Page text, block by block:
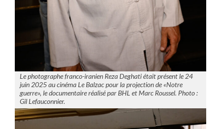
Le photographe franco-iranien Reza Deghati était présent le 24
juin 2025 au cinéma Le Balzac pour la projection de «Notre
guerre», le documentaire réalisé par BHL et Marc Roussel. Photo :
Gil Lefauconnier.